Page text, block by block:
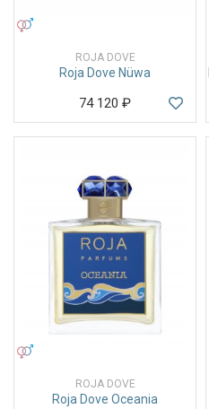
ROJA DOVE
Roja Dove Nüwa
74 120 ₽
ROJA DOVE
Roja Dove Oceania